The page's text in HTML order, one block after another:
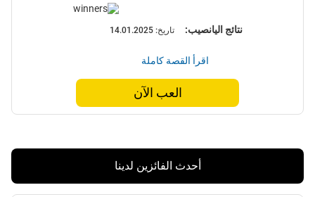
نتائج اليانصيب: تاريخ:14.01.2025
اقرأ القصة كاملة
العب الآن
أحدث الفائزين لدينا